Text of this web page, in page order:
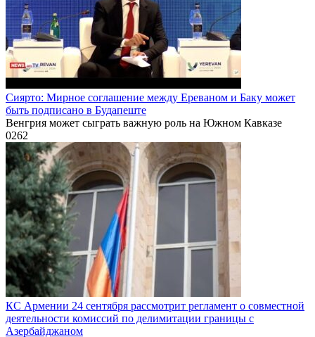
Сиярто: Мирное соглашение между Ереваном и Баку может
быть подписано в Будапеште
Венгрия может сыграть важную роль на Южном Кавказе
0262
КС Армении 24 сентября рассмотрит регламент о совместной
деятельности комиссий по делимитации границы с
Азербайджаном